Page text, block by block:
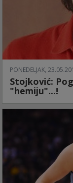
PONEDELJAK,
Stojković:
"hemiju"...!